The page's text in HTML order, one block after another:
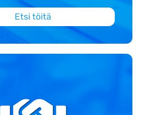
Etsi töitä